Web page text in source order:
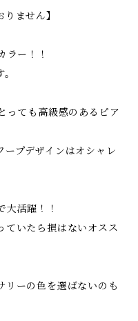
ません】
ラー！！
っても高級感のあるピア
プデザインはオシャレ
活躍！！
ていたら損はないオスス
リーの色を選ばないのも